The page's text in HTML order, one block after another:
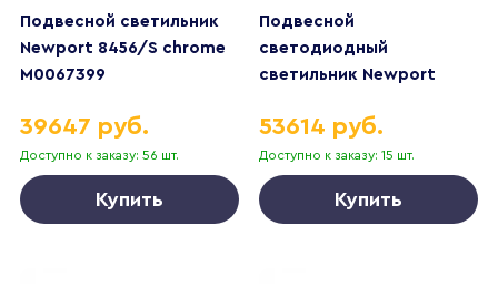
Подвесной светильник
Newport 8456/S chrome
М0067399
Доступно к заказу: 56 шт.
39647 руб.
Купить
Подвесной
светодиодный
светильник Newport
М0068826
Доступно к заказу: 15 шт.
53614 руб.
Купить